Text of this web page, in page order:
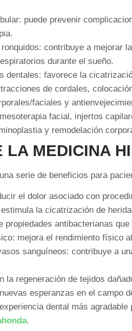
puede prevenir
contribuye a mejorar
durante el sueño.
dentales: favorece la
de cordales,
faciales y
facial, injertos
y remodelación
LA MEDICINA
serie de beneficios para
el dolor asociado con
la cicatrización de
propiedades antibacterianas
mejora el rendimiento físico
sanguíneos: contribuye a
la regeneración de tejidos
esperanzas en el campo
dental más
.